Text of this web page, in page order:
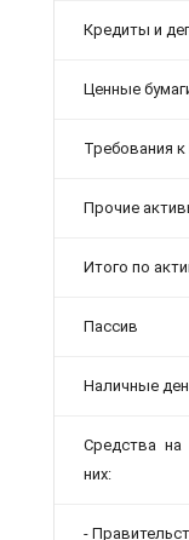
Кредиты и
Ценные
Требования
Прочие
Итого по
Пассив
Наличные
Средства на
них:
-